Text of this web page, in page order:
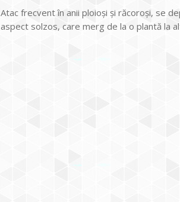
Atac frecvent în anii ploioşi şi răcoroşi, se
aspect solzos, care merg de la o plantă la